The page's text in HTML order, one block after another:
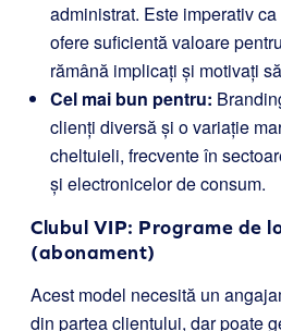
administrat. Este imperativ
ofere suficientă valoare
rămână implicați și motivați
Cel mai bun pentru:
clienți diversă și o variație
cheltuieli, frecvente în
și electronicelor de consum.
Clubul VIP: Programe de
(abonament)
Acest model necesită un
din partea clientului, dar poate